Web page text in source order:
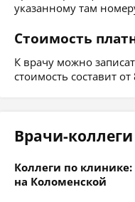
указанному там
Стоимость
К врачу можно
стоимость составит
Врачи-коллеги
Коллеги по
на Коломенской